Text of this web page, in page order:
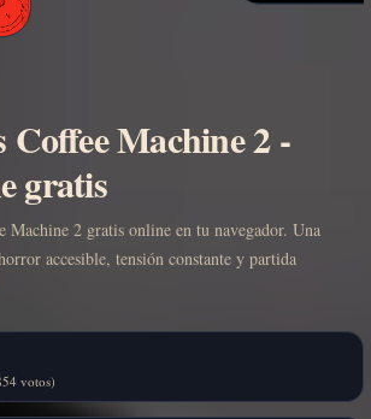
Machine 2 -
gratis
Machine 2 gratis online en tu navegador. Una
accesible, tensión constante y partida
votos)